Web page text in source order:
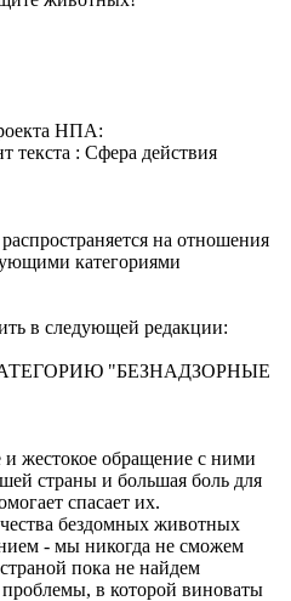
НПА:
текста : Сфера действия
на отношения
категориями
в следующей редакции:
КАТЕГОРИЮ "БЕЗНАДЗОРНЫЕ
обращение с ними
страны и большая боль для
спасает их.
бездомных животных
- мы никогда не сможем
пока не найдем
в которой виноваты